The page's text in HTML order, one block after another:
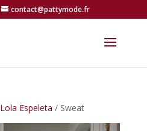
contact@pattymode.fr
Lola Espeleta / Sweat